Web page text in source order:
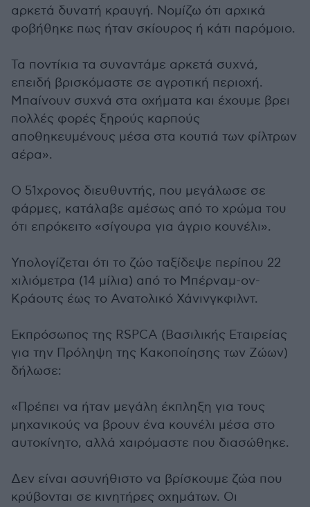
αρκετά δυνατή κραυγή. Νομίζω ότι αρχικά
φοβήθηκε πως ήταν σκίουρος ή κάτι παρόμοιο.
Τα ποντίκια τα συναντάμε αρκετά συχνά,
επειδή βρισκόμαστε σε αγροτική περιοχή.
Μπαίνουν συχνά στα οχήματα και έχουμε βρει
πολλές φορές ξηρούς καρπούς
αποθηκευμένους μέσα στα κουτιά των φίλτρων
αέρα».
Ο 51χρονος διευθυντής, που μεγάλωσε σε
φάρμες, κατάλαβε αμέσως από το χρώμα του
ότι επρόκειτο «σίγουρα για άγριο κουνέλι».
Υπολογίζεται ότι το ζώο ταξίδεψε περίπου 22
χιλιόμετρα (14 μίλια) από το Μπέρναμ-ον-
Κράουτς έως το Ανατολικό Χάνινγκφιλντ.
Εκπρόσωπος της RSPCA (Βασιλικής Εταιρείας
για την Πρόληψη της Κακοποίησης των Ζώων)
δήλωσε:
«Πρέπει να ήταν μεγάλη έκπληξη για τους
μηχανικούς να βρουν ένα κουνέλι μέσα στο
αυτοκίνητο, αλλά χαιρόμαστε που διασώθηκε.
Δεν είναι ασυνήθιστο να βρίσκουμε ζώα που
κρύβονται σε κινητήρες οχημάτων. Οι